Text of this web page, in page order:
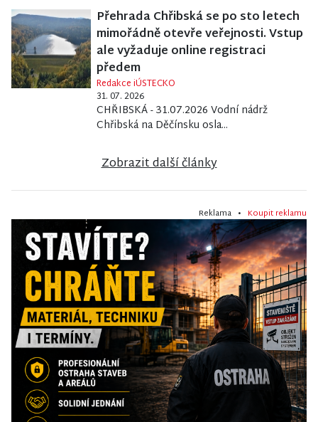
Přehrada Chřibská se po sto letech
mimořádně otevře veřejnosti. Vstup
ale vyžaduje online registraci
předem
Redakce iÚSTECKO
31. 07. 2026
CHŘIBSKÁ - 31.07.2026 Vodní nádrž
Chřibská na Děčínsku osla...
Zobrazit další články
Reklama • Koupit reklamu